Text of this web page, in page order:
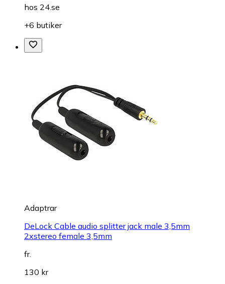
hos 24.se
+6 butiker
Adaptrar
DeLock Cable audio splitter jack male 3,5mm
2xstereo female 3,5mm
fr.
130 kr